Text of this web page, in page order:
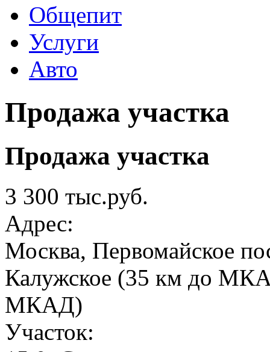
Общепит
Услуги
Авто
Продажа участка
Продажа участка
3 300 тыс.руб.
Адрес:
Москва, Первомайское
Калужское (35 км до
МКАД)
Участок: